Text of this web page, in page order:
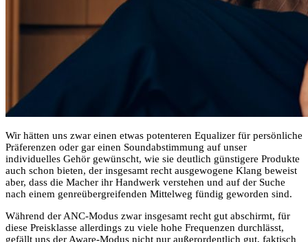
Wir hätten uns zwar einen etwas potenteren Equalizer für persönliche
Präferenzen oder gar einen Soundabstimmung auf unser
individuelles Gehör gewünscht, wie sie deutlich günstigere Produkte
auch schon bieten, der insgesamt recht ausgewogene Klang beweist
aber, dass die Macher ihr Handwerk verstehen und auf der Suche
nach einem genreübergreifenden Mittelweg fündig geworden sind.
Während der ANC-Modus zwar insgesamt recht gut abschirmt, für
diese Preisklasse allerdings zu viele hohe Frequenzen durchlässt,
gefällt uns der Aware-Modus nicht nur außerordentlich gut, faktisch